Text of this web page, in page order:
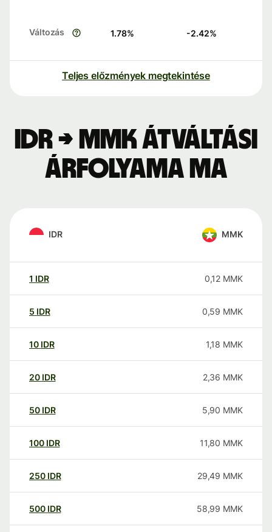
Változás 1.78% -2.42%
Teljes előzmények megtekintése
IDR → MMK átváltási
árfolyama ma
IDR MMK
1 IDR 0,12 MMK
5 IDR 0,59 MMK
10 IDR 1,18 MMK
20 IDR 2,36 MMK
50 IDR 5,90 MMK
100 IDR 11,80 MMK
250 IDR 29,49 MMK
500 IDR 58,99 MMK